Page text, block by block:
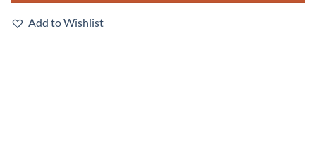
Add to Wishlist